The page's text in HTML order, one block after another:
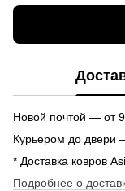
Новой почтой — от
Курьером до двери
* Доставка ковров
Подробнее о